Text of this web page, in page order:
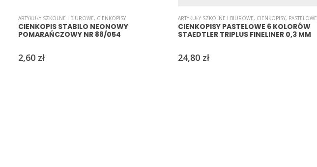
ARTYKUŁY SZKOLNE I BIUROWE, CIENKOPISY
CIENKOPIS STABILO NEONOWY
POMARAŃCZOWY NR 88/054
2,60 zł
ARTYKUŁY SZKOLNE I BIUROWE, CIENKOPISY, PASTELOWE
CIENKOPISY PASTELOWE 6 KOLORÓW
STAEDTLER TRIPLUS FINELINER 0,3 MM
24,80 zł